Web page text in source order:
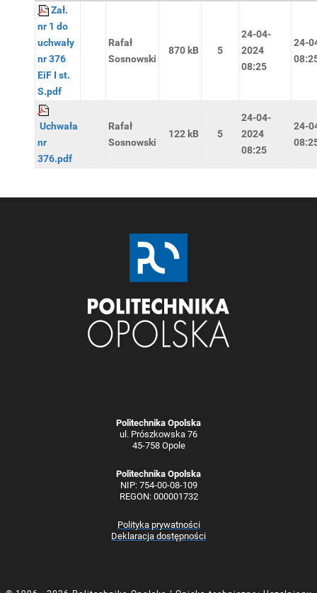
Zał.
nr 1 do
uchwały
nr 376
EiF I st.
S.pdf
Rafał
Sosnowski
870 kB 5
24-04-
2024
08:25
24-
Uchwała
nr
376.pdf
Rafał
Sosnowski
122 kB 5
24-04-
2024
08:25
24-
Politechnika Opolska
ul. Prószkowska 76
45-758 Opole
Politechnika Opolska
NIP: 754-00-08-109
REGON: 000001732
Polityka prywatności
Deklaracja dostępności